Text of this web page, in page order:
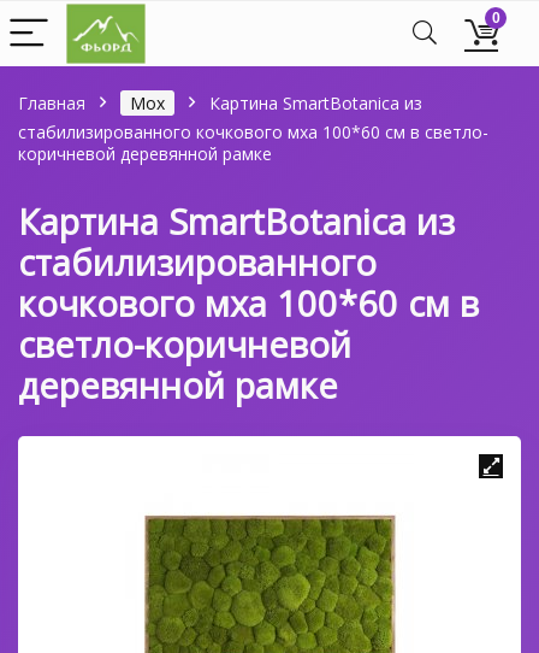
0
Главная Мох
Картина SmartBotanica из
стабилизированного кочкового мха 100*60 см в светло-
коричневой деревянной рамке
Картина SmartBotanica из
стабилизированного
кочкового мха 100*60 см в
светло-коричневой
деревянной рамке